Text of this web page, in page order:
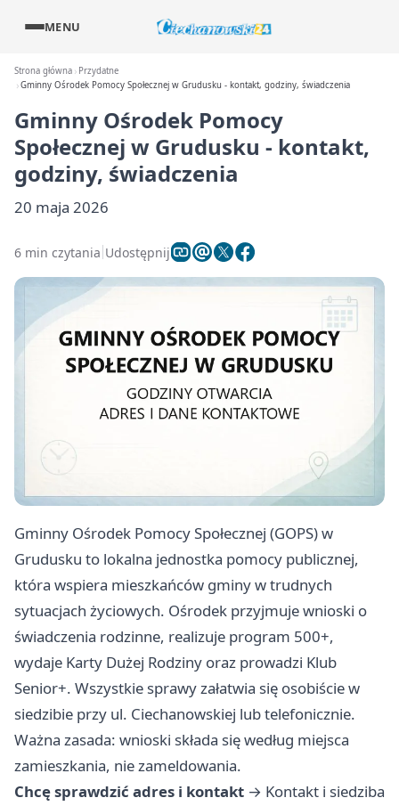
MENU
Strona główna
Przydatne
Gminny Ośrodek Pomocy Społecznej w Grudusku - kontakt, godziny, świadczenia
Gminny Ośrodek Pomocy
Społecznej w Grudusku - kontakt,
godziny, świadczenia
20 maja 2026
6 min czytania Udostępnij
Gminny Ośrodek Pomocy Społecznej (GOPS) w
Grudusku to lokalna jednostka pomocy publicznej,
która wspiera mieszkańców gminy w trudnych
sytuacjach życiowych. Ośrodek przyjmuje wnioski o
świadczenia rodzinne, realizuje program 500+,
wydaje Karty Dużej Rodziny oraz prowadzi Klub
Senior+. Wszystkie sprawy załatwia się osobiście w
siedzibie przy ul. Ciechanowskiej lub telefonicznie.
Ważna zasada: wnioski składa się według miejsca
zamieszkania, nie zameldowania.
Chcę sprawdzić adres i kontakt → Kontakt i siedziba